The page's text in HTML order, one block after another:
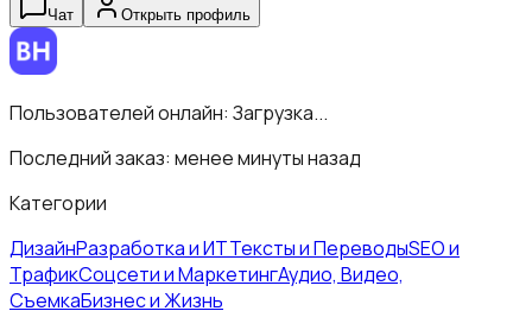
Чат Открыть профиль
Пользователей онлайн: Загрузка...
Последний заказ: менее минуты назад
Категории
ДизайнРазработка и ИТТексты и ПереводыSEO и
ТрафикСоцсети и МаркетингАудио, Видео,
СъемкаБизнес и Жизнь